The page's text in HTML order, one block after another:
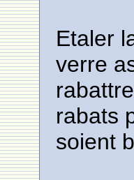
Etaler
verre
rabats
soient